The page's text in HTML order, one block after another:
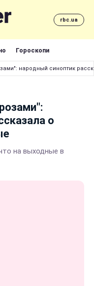
rbc.ua
Гороскопи
народный синоптик
о
на выходные в